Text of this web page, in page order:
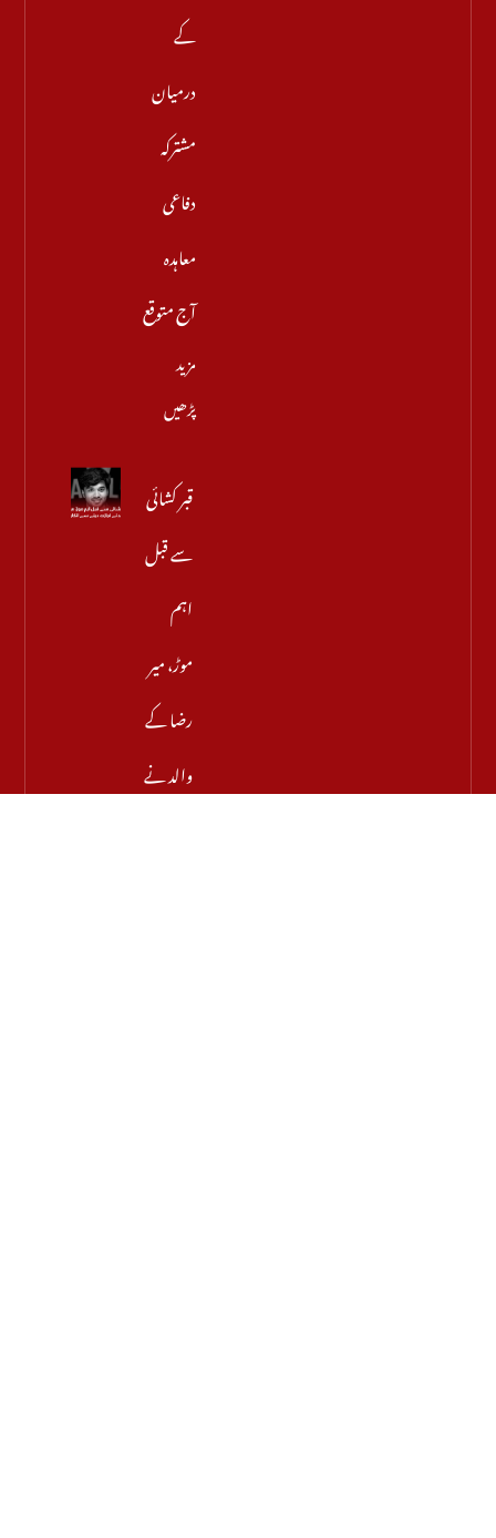
کے
درمیان
مشترکہ
دفاعی
معاہدہ
آج متوقع
مزید
پڑھیں
قبر کشائی
سے قبل
اہم
موڑ، میر
رضا کے
والد نے